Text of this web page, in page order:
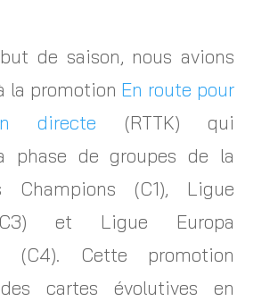
de saison, nous avions
la promotion En route pour
directe (RTTK) qui
phase de groupes de la
Champions (C1), Ligue
et Ligue Europa
(C4). Cette promotion
cartes évolutives en